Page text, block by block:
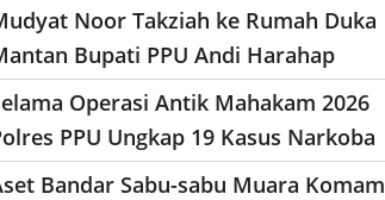
Noor Takziah ke Rumah Duka
Bupati PPU Andi Harahap
Operasi Antik Mahakam 2026
PPU Ungkap 19 Kasus Narkoba
Bandar Sabu-sabu Muara Komam